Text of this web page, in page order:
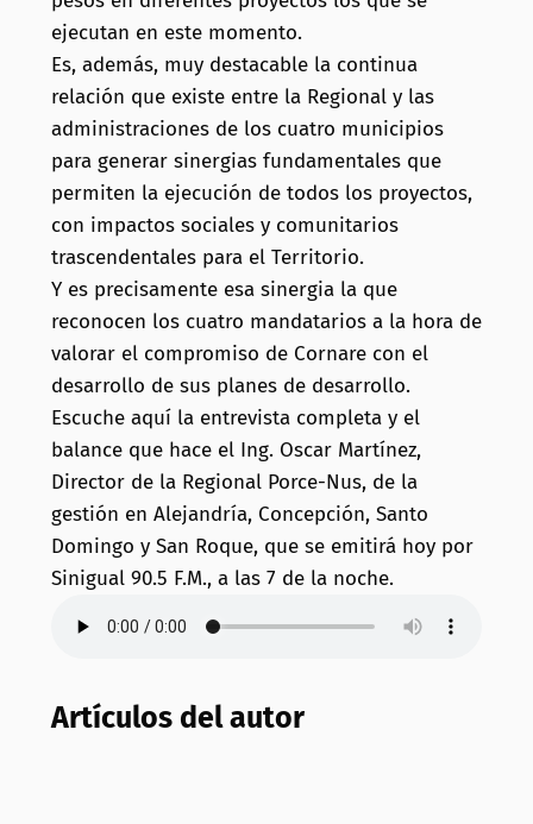
ejecutan en este momento.
Es, además, muy destacable la continua
relación que existe entre la Regional y las
administraciones de los cuatro municipios
para generar sinergias fundamentales que
permiten la ejecución de todos los proyectos,
con impactos sociales y comunitarios
trascendentales para el Territorio.
Y es precisamente esa sinergia la que
reconocen los cuatro mandatarios a la hora de
valorar el compromiso de Cornare con el
desarrollo de sus planes de desarrollo.
Escuche aquí la entrevista completa y el
balance que hace el Ing. Oscar Martínez,
Director de la Regional Porce-Nus, de la
gestión en Alejandría, Concepción, Santo
Domingo y San Roque, que se emitirá hoy por
Sinigual 90.5 F.M., a las 7 de la noche.
Artículos del autor